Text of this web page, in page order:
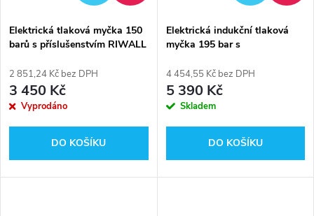
Elektrická tlaková myčka 150
barů s příslušenstvím RIWALL
2 851,24 Kč bez DPH
3 450 Kč
Vyprodáno
DO KOŠÍKU
Elektrická indukční tlaková
myčka 195 bar s
REPW 195I SET
4 454,55 Kč bez DPH
5 390 Kč
Skladem
DO KOŠÍKU